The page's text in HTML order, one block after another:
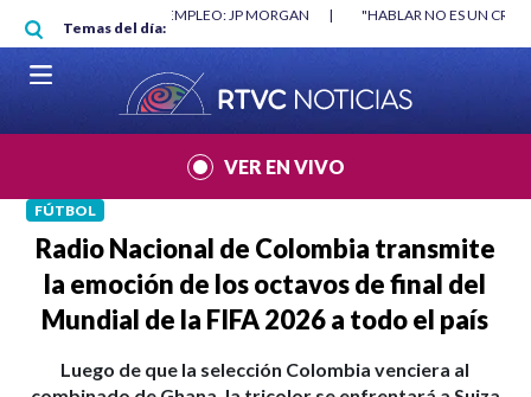
Pasar al contenido principal
Temas del día:
"HABLAR NO ES UN CRIMEN": CARTA DE BETO CORAL
VER EN VIVO
FÚTBOL
Radio Nacional de Colombia transmite
la emoción de los octavos de final del
Mundial de la FIFA 2026 a todo el país
Luego de que la selección Colombia venciera al